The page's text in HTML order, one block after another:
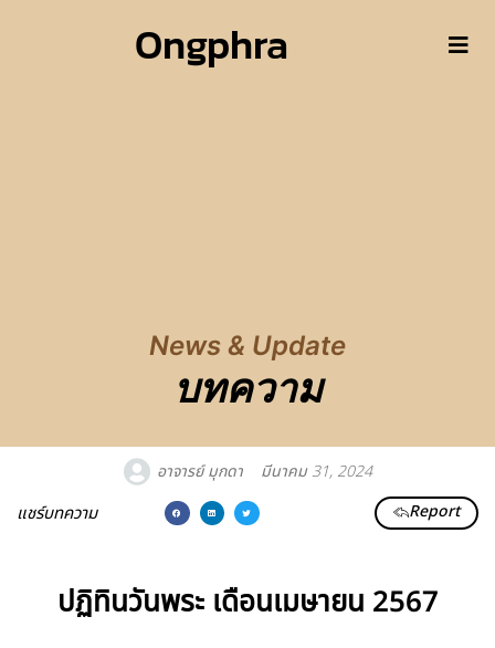
Ongphra
News & Update
บทความ
อาจารย์ มุกดา มีนาคม 31, 2024
แชร์บทความ Report
ปฏิทินวันพระ เดือนเมษายน 2567